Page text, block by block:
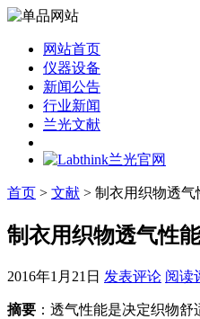
网站首页
仪器设备
新闻公告
行业新闻
兰光文献
首页 > 文献 > 制衣用织物透
制衣用织物透气性
2016年1月21日 发表评论 阅读
摘要 ：透气性能是决定织物